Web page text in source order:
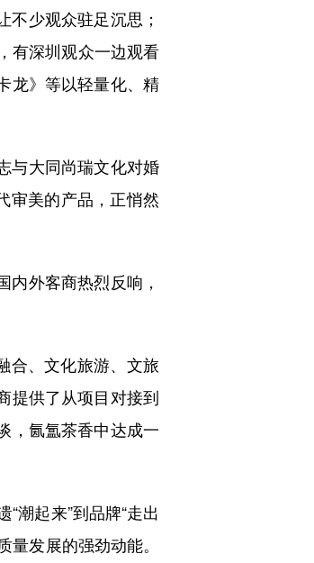
少观众驻足沉思；
有深圳观众一边观看
龙》等以轻量化、精
与大同尚瑞文化对婚
审美的产品，正悄然
外客商热烈反响，
、文化旅游、文旅
提供了从项目对接到
，氤氲茶香中达成一
潮起来”到品牌“走出
发展的强劲动能。